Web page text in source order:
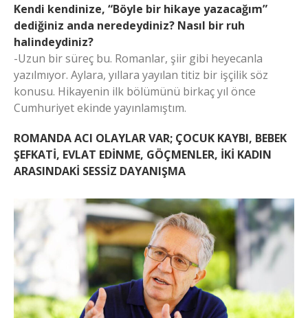
Kendi kendinize, “Böyle bir hikaye yazacağım”
dediğiniz anda neredeydiniz? Nasıl bir ruh
halindeydiniz?
-Uzun bir süreç bu. Romanlar, şiir gibi heyecanla
yazılmıyor. Aylara, yıllara yayılan titiz bir işçilik söz
konusu. Hikayenin ilk bölümünü birkaç yıl önce
Cumhuriyet ekinde yayınlamıştım.
ROMANDA ACI OLAYLAR VAR; ÇOCUK KAYBI, BEBEK
ŞEFKATİ, EVLAT EDİNME, GÖÇMENLER, İKİ KADIN
ARASINDAKİ SESSİZ DAYANIŞMA